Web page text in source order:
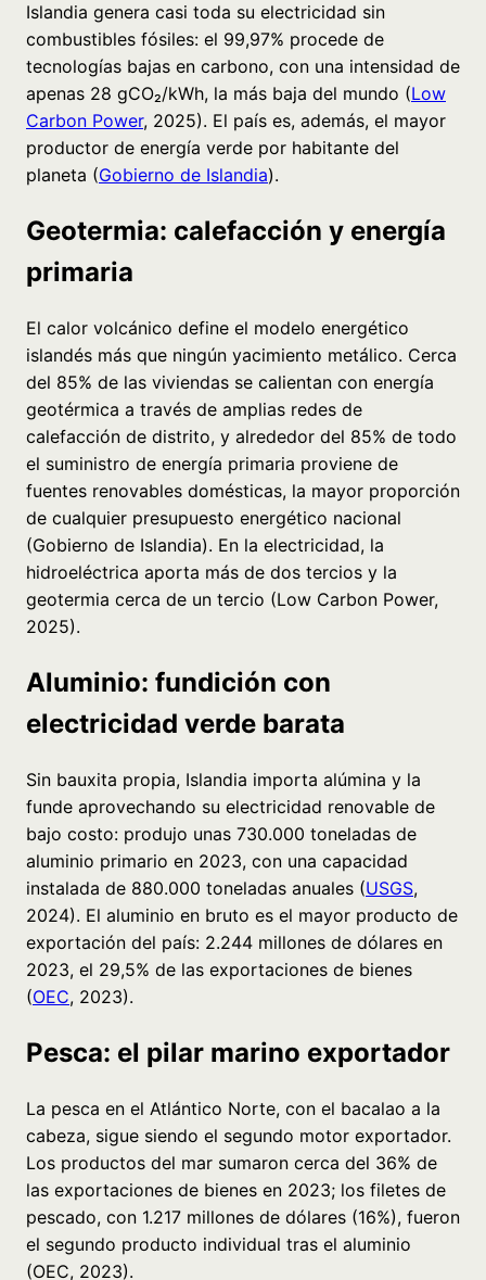
Islandia genera casi toda su electricidad sin
combustibles fósiles: el 99,97% procede de
tecnologías bajas en carbono, con una intensidad de
apenas 28 gCO₂/kWh, la más baja del mundo (Low
Carbon Power, 2025). El país es, además, el mayor
productor de energía verde por habitante del
planeta (Gobierno de Islandia).
Geotermia: calefacción y energía
primaria
El calor volcánico define el modelo energético
islandés más que ningún yacimiento metálico. Cerca
del 85% de las viviendas se calientan con energía
geotérmica a través de amplias redes de
calefacción de distrito, y alrededor del 85% de todo
el suministro de energía primaria proviene de
fuentes renovables domésticas, la mayor proporción
de cualquier presupuesto energético nacional
(Gobierno de Islandia). En la electricidad, la
hidroeléctrica aporta más de dos tercios y la
geotermia cerca de un tercio (Low Carbon Power,
2025).
Aluminio: fundición con
electricidad verde barata
Sin bauxita propia, Islandia importa alúmina y la
funde aprovechando su electricidad renovable de
bajo costo: produjo unas 730.000 toneladas de
aluminio primario en 2023, con una capacidad
instalada de 880.000 toneladas anuales (USGS,
2024). El aluminio en bruto es el mayor producto de
exportación del país: 2.244 millones de dólares en
2023, el 29,5% de las exportaciones de bienes
(OEC, 2023).
Pesca: el pilar marino exportador
La pesca en el Atlántico Norte, con el bacalao a la
cabeza, sigue siendo el segundo motor exportador.
Los productos del mar sumaron cerca del 36% de
las exportaciones de bienes en 2023; los filetes de
pescado, con 1.217 millones de dólares (16%), fueron
el segundo producto individual tras el aluminio
(OEC, 2023).